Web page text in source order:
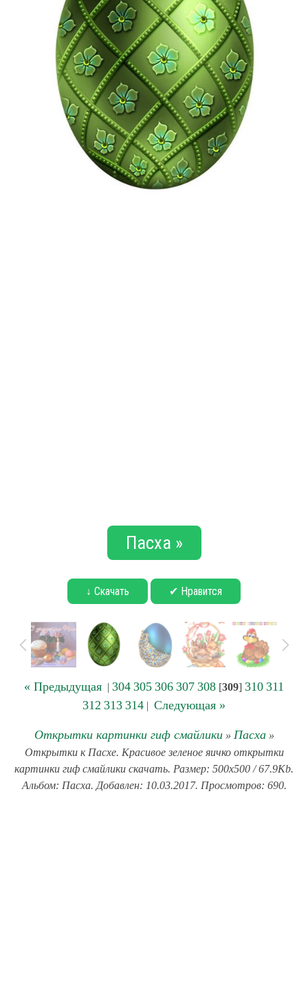
Пасха »
↓ Скачать ✔ Нравится
« Предыдущая | 304 305 306 307 308 [309] 310 311
312 313 314 | Следующая »
Открытки картинки гиф смайлики» Пасха»
Открытки к Пасхе. Красивое зеленое яичко открытки
картинки гиф смайлики скачать. Размер: 500x500 / 67.9Kb.
Альбом: Пасха. Добавлен: 10.03.2017. Просмотров: 690.